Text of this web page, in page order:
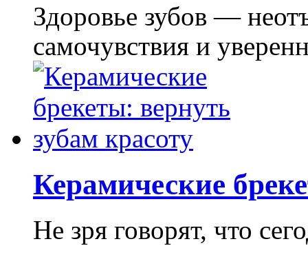
Здоровье зубов —
самочувствия и
Керамические
Не зря говорят, что